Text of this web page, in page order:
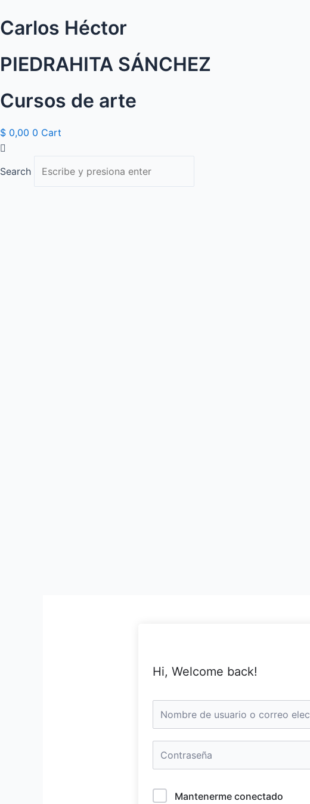
al
contenido
Carlos Héctor
PIEDRAHITA SÁNCHEZ
Cursos de arte
$ 0,00 0 Cart
Search
Hi, Welcome back!
Mantenerme conectado